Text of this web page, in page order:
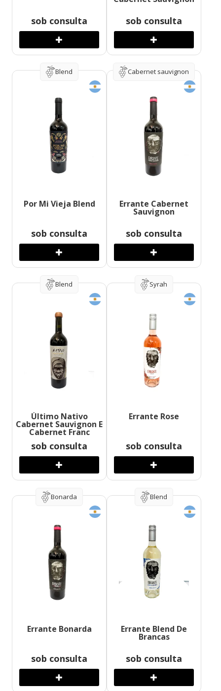
sob consulta sob consulta
Blend
Por Mi Vieja Blend
sob consulta
Cabernet sauvignon
Errante Cabernet
Sauvignon
sob consulta
Blend
Último Nativo
Cabernet Sauvignon E
Cabernet Franc
sob consulta
Syrah
Errante Rose
sob consulta
Bonarda
Errante Bonarda
sob consulta
Blend
Errante Blend De
Brancas
sob consulta